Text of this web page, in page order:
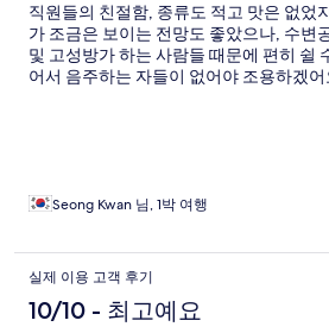
직원들의 친절함, 종류도 적고 맛은 없었
가 조금은 보이는 전망도 좋았으나, 수변
및 고성방가 하는 사람들 때문에 편히 쉴
어서 음주하는 자들이 없어야 조용하겠어
Seong Kwan 님, 1박 여행
실제 이용 고객 후기
10/10 - 최고예요